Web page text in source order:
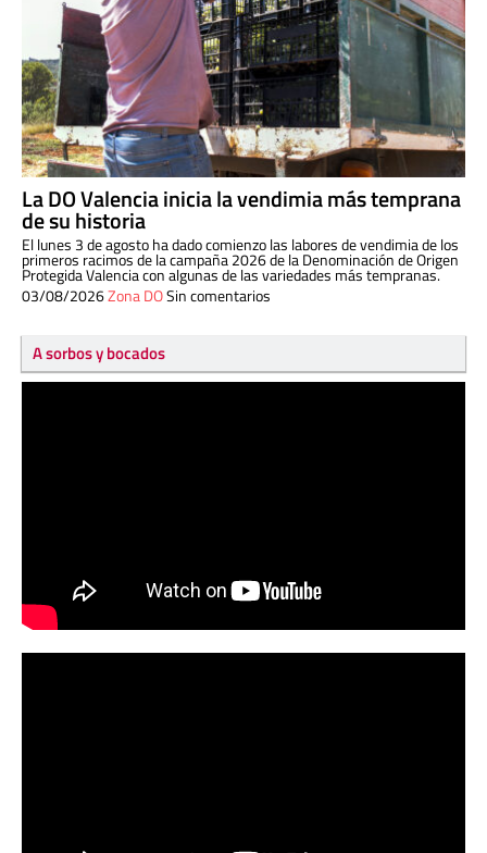
La DO Valencia inicia la vendimia más temprana
de su historia
El lunes 3 de agosto ha dado comienzo las labores de vendimia de los
primeros racimos de la campaña 2026 de la Denominación de Origen
Protegida Valencia con algunas de las variedades más tempranas.
03/08/2026Zona DOSin comentarios
A sorbos y bocados